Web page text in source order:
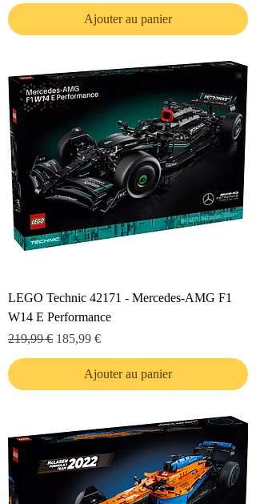
Ajouter au panier
LEGO Technic 42171 - Mercedes-AMG F1
W14 E Performance
Prix original
219,99 € Prix promotionnel
185,99 €
Ajouter au panier